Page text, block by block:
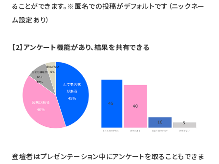
ることができます。※匿名での投稿がデフォルトです（ニックネー
ム設定あり）
【2】アンケート機能があり、結果を共有できる
登壇者はプレゼンテーション中にアンケートを取ることもできま